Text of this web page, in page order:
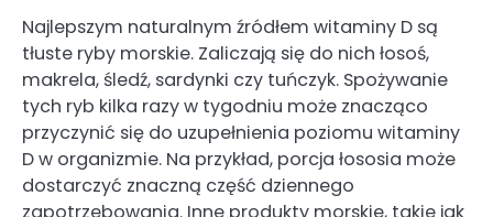
Najlepszym naturalnym źródłem witaminy D są
tłuste ryby morskie. Zaliczają się do nich łosoś,
makrela, śledź, sardynki czy tuńczyk. Spożywanie
tych ryb kilka razy w tygodniu może znacząco
przyczynić się do uzupełnienia poziomu witaminy
D w organizmie. Na przykład, porcja łososia może
dostarczyć znaczną część dziennego